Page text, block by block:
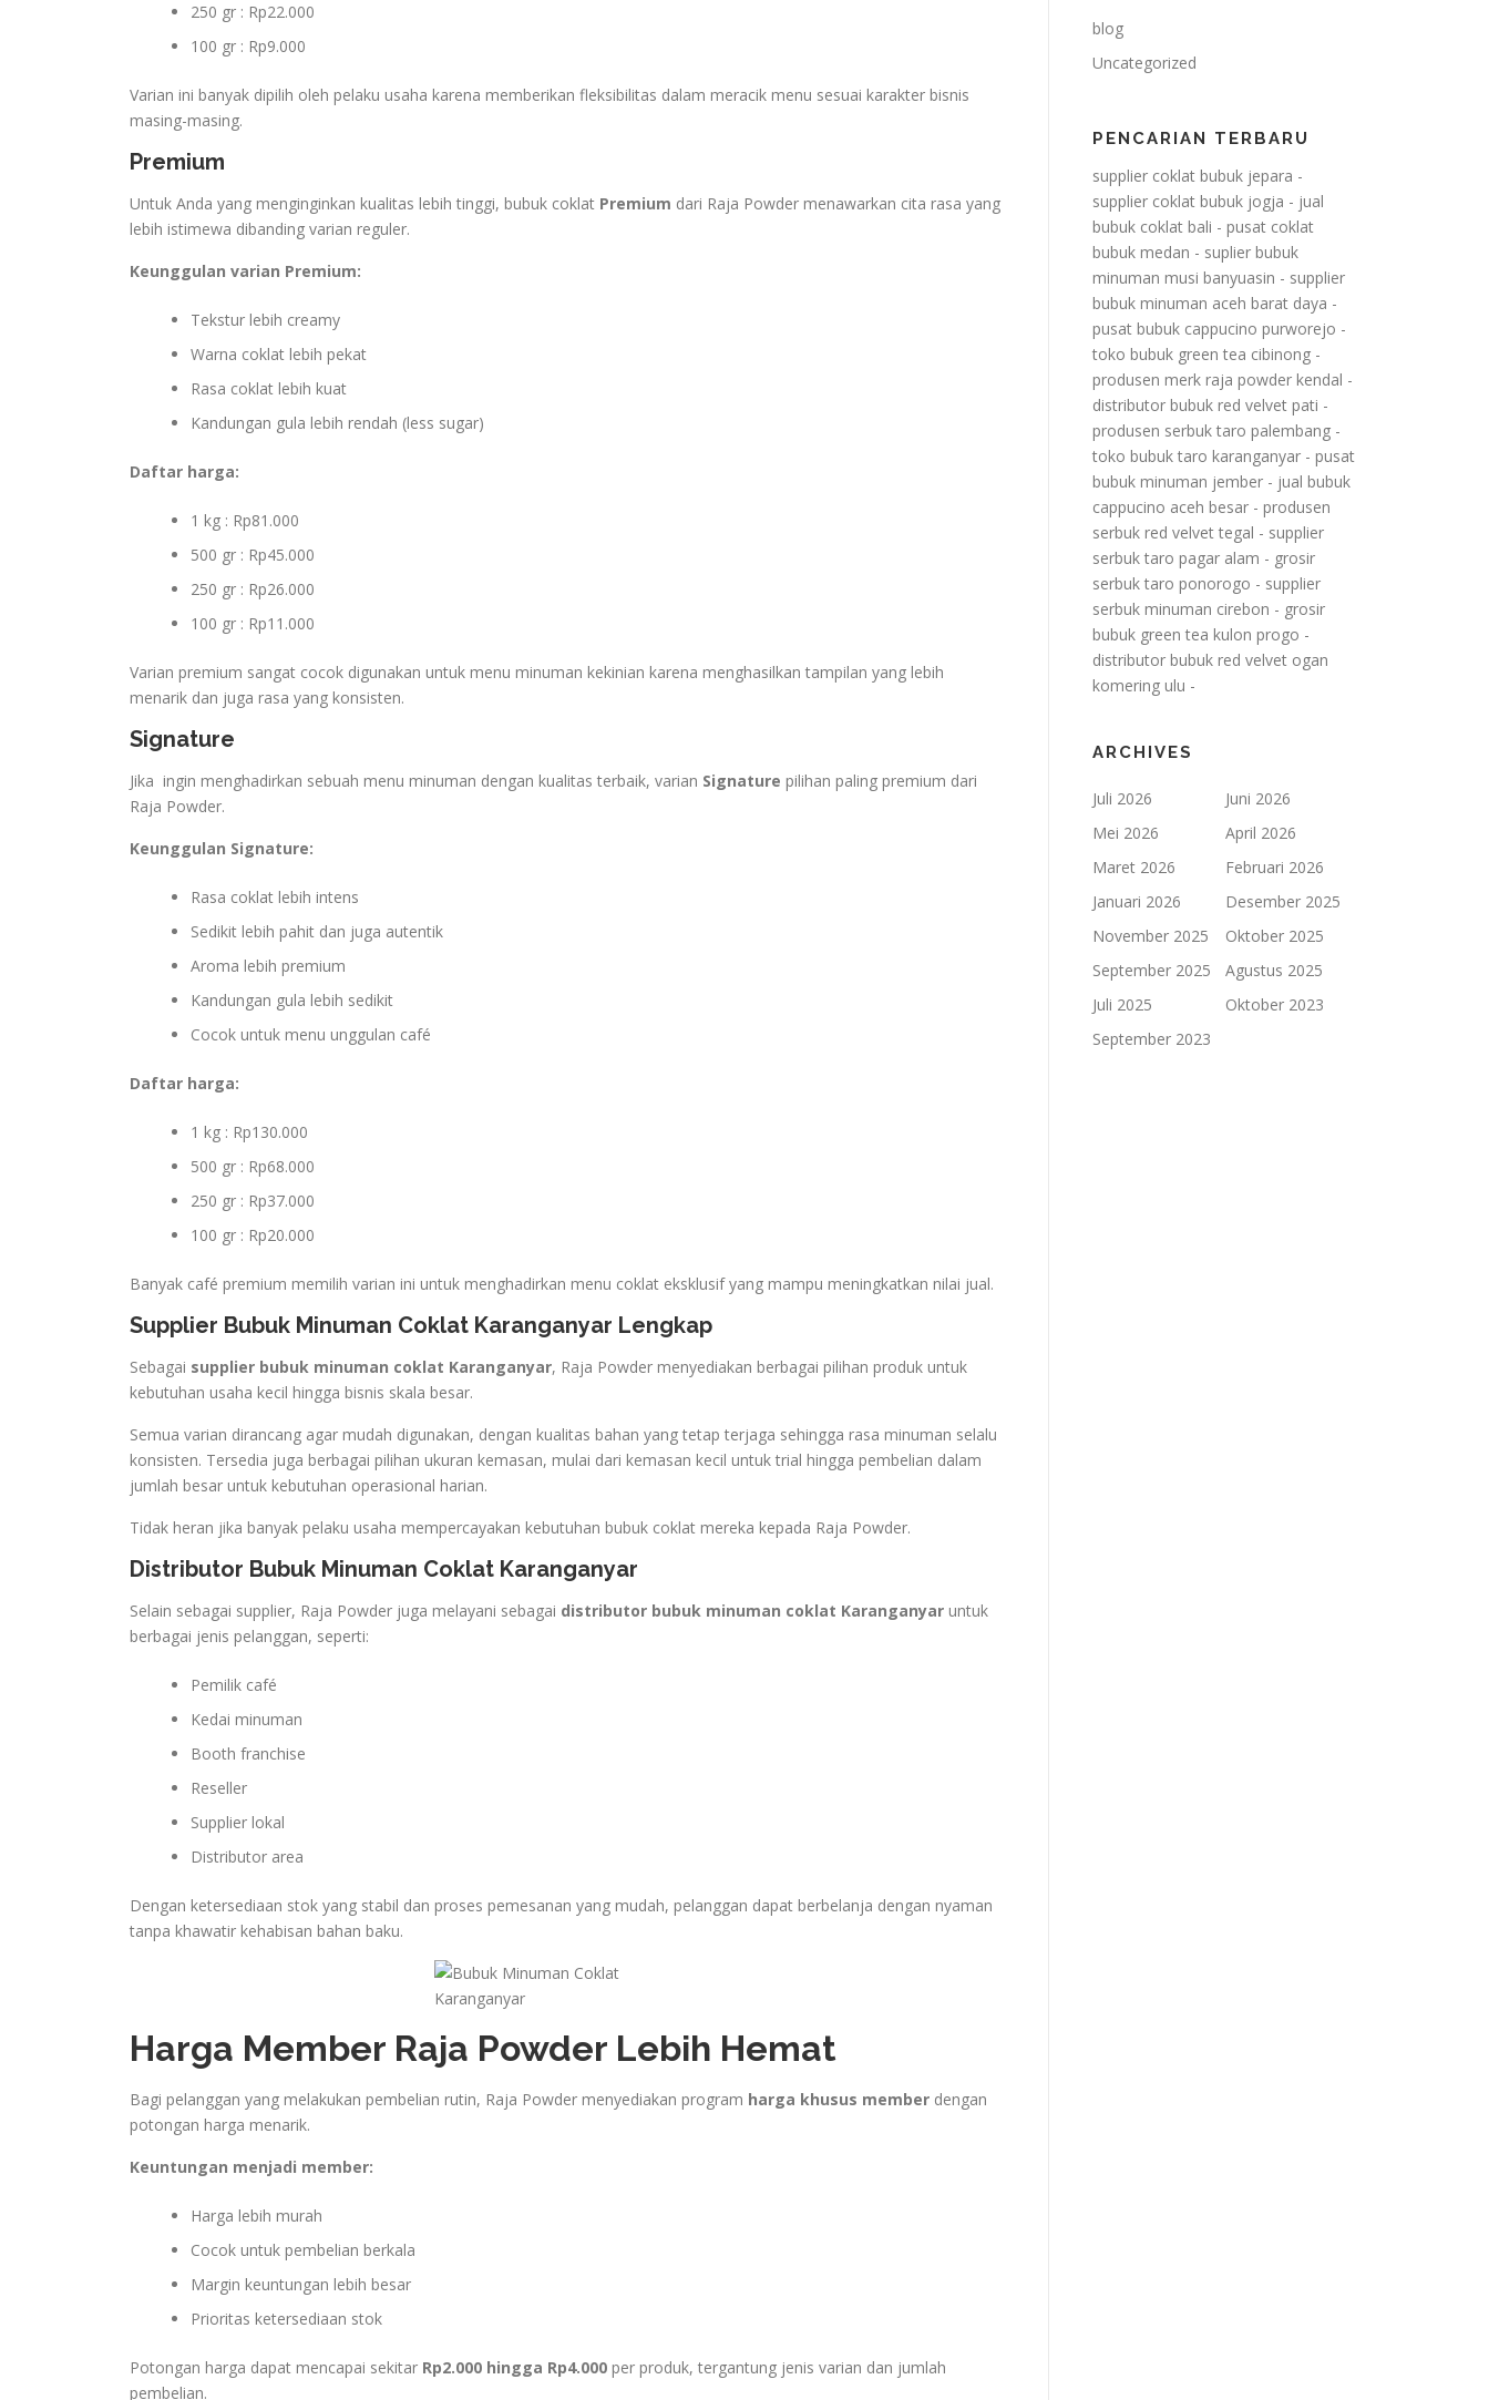
250 gr : Rp22.000
100 gr : Rp9.000
Varian ini banyak dipilih oleh pelaku usaha karena memberikan fleksibilitas dalam meracik menu sesuai karakter bisnis
masing-masing.
Premium
Untuk Anda yang menginginkan kualitas lebih tinggi, bubuk coklat Premium dari Raja Powder menawarkan cita rasa yang
lebih istimewa dibanding varian reguler.
Keunggulan varian Premium:
Tekstur lebih creamy
Warna coklat lebih pekat
Rasa coklat lebih kuat
Kandungan gula lebih rendah (less sugar)
Daftar harga:
1 kg : Rp81.000
500 gr : Rp45.000
250 gr : Rp26.000
100 gr : Rp11.000
Varian premium sangat cocok digunakan untuk menu minuman kekinian karena menghasilkan tampilan yang lebih
menarik dan juga rasa yang konsisten.
Signature
Jika ingin menghadirkan sebuah menu minuman dengan kualitas terbaik, varian Signature pilihan paling premium dari
Raja Powder.
Keunggulan Signature:
Rasa coklat lebih intens
Sedikit lebih pahit dan juga autentik
Aroma lebih premium
Kandungan gula lebih sedikit
Cocok untuk menu unggulan café
Daftar harga:
1 kg : Rp130.000
500 gr : Rp68.000
250 gr : Rp37.000
100 gr : Rp20.000
Banyak café premium memilih varian ini untuk menghadirkan menu coklat eksklusif yang mampu meningkatkan nilai jual.
Supplier Bubuk Minuman Coklat Karanganyar Lengkap
Sebagai supplier bubuk minuman coklat Karanganyar, Raja Powder menyediakan berbagai pilihan produk untuk
kebutuhan usaha kecil hingga bisnis skala besar.
Semua varian dirancang agar mudah digunakan, dengan kualitas bahan yang tetap terjaga sehingga rasa minuman selalu
konsisten. Tersedia juga berbagai pilihan ukuran kemasan, mulai dari kemasan kecil untuk trial hingga pembelian dalam
jumlah besar untuk kebutuhan operasional harian.
Tidak heran jika banyak pelaku usaha mempercayakan kebutuhan bubuk coklat mereka kepada Raja Powder.
Distributor Bubuk Minuman Coklat Karanganyar
Selain sebagai supplier, Raja Powder juga melayani sebagai distributor bubuk minuman coklat Karanganyar untuk
berbagai jenis pelanggan, seperti:
Pemilik café
Kedai minuman
Booth franchise
Reseller
Supplier lokal
Distributor area
Dengan ketersediaan stok yang stabil dan proses pemesanan yang mudah, pelanggan dapat berbelanja dengan nyaman
tanpa khawatir kehabisan bahan baku.
Harga Member Raja Powder Lebih Hemat
Bagi pelanggan yang melakukan pembelian rutin, Raja Powder menyediakan program harga khusus member dengan
potongan harga menarik.
Keuntungan menjadi member:
Harga lebih murah
Cocok untuk pembelian berkala
Margin keuntungan lebih besar
Prioritas ketersediaan stok
Potongan harga dapat mencapai sekitar Rp2.000 hingga Rp4.000 per produk, tergantung jenis varian dan jumlah
pembelian.
blog
Uncategorized
PENCARIAN TERBARU
supplier coklat bubuk jepara -
supplier coklat bubuk jogja - jual
bubuk coklat bali - pusat coklat
bubuk medan - suplier bubuk
minuman musi banyuasin - supplier
bubuk minuman aceh barat daya -
pusat bubuk cappucino purworejo -
toko bubuk green tea cibinong -
produsen merk raja powder kendal -
distributor bubuk red velvet pati -
produsen serbuk taro palembang -
toko bubuk taro karanganyar - pusat
bubuk minuman jember - jual bubuk
cappucino aceh besar - produsen
serbuk red velvet tegal - supplier
serbuk taro pagar alam - grosir
serbuk taro ponorogo - supplier
serbuk minuman cirebon - grosir
bubuk green tea kulon progo -
distributor bubuk red velvet ogan
komering ulu -
ARCHIVES
Juli 2026
Juni 2026
Mei 2026
April 2026
Maret 2026
Februari 2026
Januari 2026
Desember 2025
November 2025
Oktober 2025
September 2025
Agustus 2025
Juli 2025
Oktober 2023
September 2023